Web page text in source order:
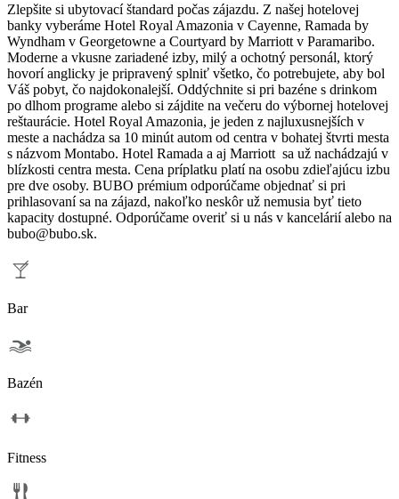
Zlepšite si ubytovací štandard počas zájazdu. Z našej hotelovej
banky vyberáme Hotel Royal Amazonia v Cayenne, Ramada by
Wyndham v Georgetowne a Courtyard by Marriott v Paramaribo.
Moderne a vkusne zariadené izby, milý a ochotný personál, ktorý
hovorí anglicky je pripravený splniť všetko, čo potrebujete, aby bol
Váš pobyt, čo najdokonalejší. Oddýchnite si pri bazéne s drinkom
po dlhom programe alebo si zájdite na večeru do výbornej hotelovej
reštaurácie. Hotel Royal Amazonia, je jeden z najluxusnejších v
meste a nachádza sa 10 minút autom od centra v bohatej štvrti mesta
s názvom Montabo. Hotel Ramada a aj Marriott sa už nachádzajú v
blízkosti centra mesta. Cena príplatku platí na osobu zdieľajúcu izbu
pre dve osoby. BUBO prémium odporúčame objednať si pri
prihlasovaní sa na zájazd, nakoľko neskôr už nemusia byť tieto
kapacity dostupné. Odporúčame overiť si u nás v kancelárií alebo na
bubo@bubo.sk.
Bar
Bazén
Fitness